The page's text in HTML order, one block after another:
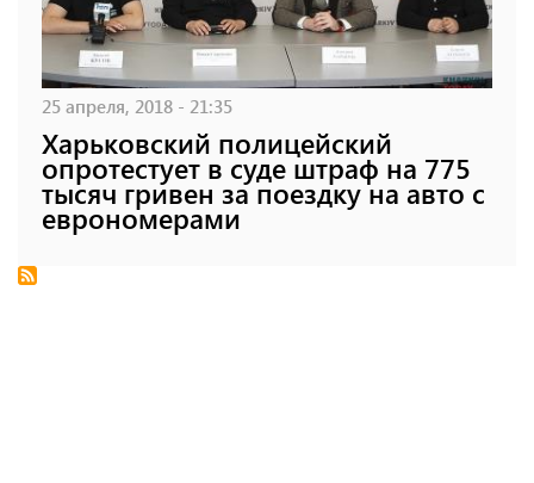
25 апреля, 2018 - 21:35
Харьковский полицейский
опротестует в суде штраф на 775
тысяч гривен за поездку на авто с
еврономерами